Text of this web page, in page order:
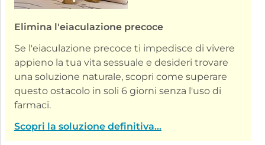
Elimina l'eiaculazione precoce
Se l'eiaculazione precoce ti impedisce di vivere
appieno la tua vita sessuale e desideri trovare
una soluzione naturale, scopri come superare
questo ostacolo in soli 6 giorni senza l'uso di
farmaci.
Scopri la soluzione definitiva...